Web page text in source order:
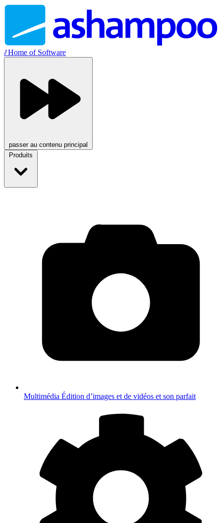
//Home of Software
passer au contenu principal
Produits
Multimédia Édition d’images et de vidéos et son parfait